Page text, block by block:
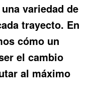
variedad de
trayecto. En
cómo un
el cambio
al máximo